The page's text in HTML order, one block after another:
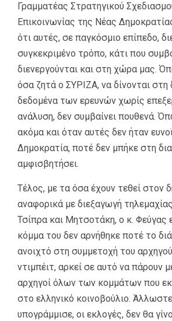
Γραμματέας Στρατηγικού
Επικοινωνίας της Νέας
ότι αυτές, σε παγκόσμιο επίπεδο,
συγκεκριμένο τρόπο, κάτι που
διενεργούνται και στη χώρα μας.
όσα ζητά ο ΣΥΡΙΖΑ, να δίνονται στη
δεδομένα των ερευνών χωρίς
ανάλυση, δεν συμβαίνει πουθενά.
ακόμα και όταν αυτές δεν ήταν
Δημοκρατία, ποτέ δεν μπήκε στη
αμφισβητήσει.
Τέλος, με τα όσα έχουν τεθεί στον
αναφορικά με διεξαγωγή
Τσίπρα και Μητσοτάκη, ο κ. Φεύγας
κόμμα του δεν αρνήθηκε ποτέ το
ανοιχτό στη συμμετοχή του
ντιμπέιτ, αρκεί σε αυτό να πάρουν
αρχηγοί όλων των κομμάτων που
στο ελληνικό κοινοβούλιο.
υπογράμμισε, οι εκλογές, δεν θα